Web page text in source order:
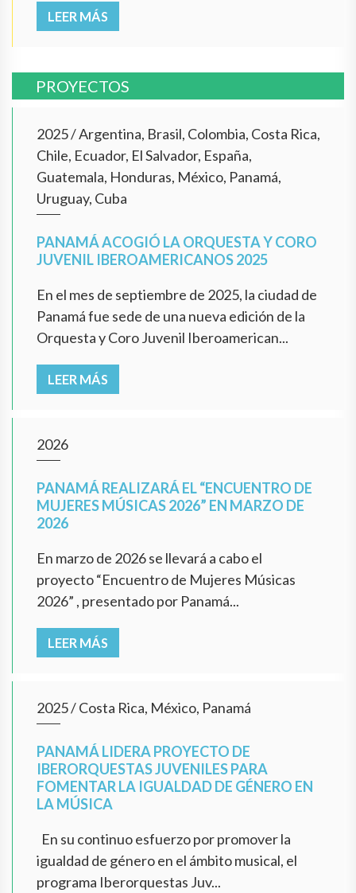
LEER MÁS
PROYECTOS
2025/Argentina, Brasil, Colombia, Costa Rica,
Chile, Ecuador, El Salvador, España,
Guatemala, Honduras, México, Panamá,
Uruguay, Cuba
PANAMÁ ACOGIÓ LA ORQUESTA Y CORO
JUVENIL IBEROAMERICANOS 2025
En el mes de septiembre de 2025, la ciudad de
Panamá fue sede de una nueva edición de la
Orquesta y Coro Juvenil Iberoamerican...
LEER MÁS
2026
PANAMÁ REALIZARÁ EL “ENCUENTRO DE
MUJERES MÚSICAS 2026” EN MARZO DE
2026
En marzo de 2026 se llevará a cabo el
proyecto “Encuentro de Mujeres Músicas
2026” , presentado por Panamá...
LEER MÁS
2025/Costa Rica, México, Panamá
PANAMÁ LIDERA PROYECTO DE
IBERORQUESTAS JUVENILES PARA
FOMENTAR LA IGUALDAD DE GÉNERO EN
LA MÚSICA
En su continuo esfuerzo por promover la
igualdad de género en el ámbito musical, el
programa Iberorquestas Juv...